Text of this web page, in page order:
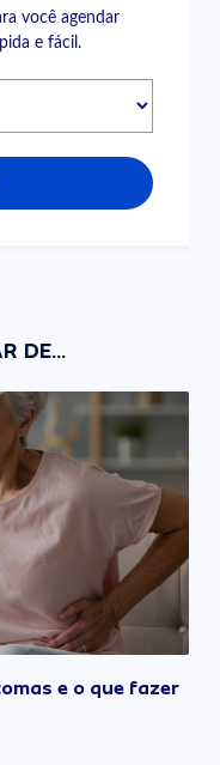
você agendar
e fácil.
DE...
e o que fazer